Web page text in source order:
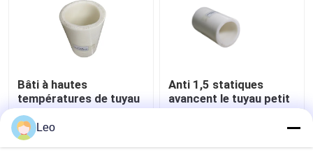
Bâti à hautes
températures de tuyau
composé flexible
thermoplastique de
FRP
meilleur prix
Anti 1,5 statiques
avancent le tuyau petit
à petit flexible de PVC,
meilleur prix
Leo